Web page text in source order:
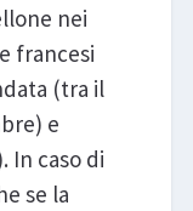
nei
francesi
(tra il
e
In caso di
se la